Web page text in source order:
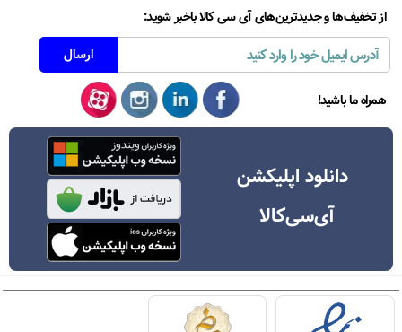
از تخفیف‌ها و جدیدترین‌های آی سی کالا باخبر شوید:
همراه ما باشید!
دانلود اپلیکشن
آی‌سی‌کالا